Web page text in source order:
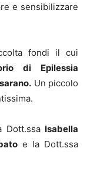
e sensibilizzare
fondi il cui
di Epilessia
Un piccolo
Dott.ssa Isabella
e la Dott.ssa